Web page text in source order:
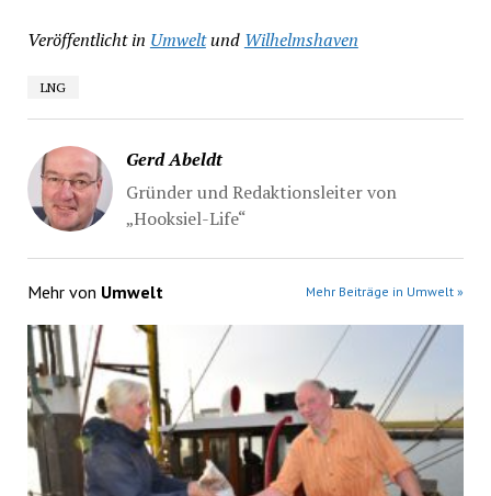
Veröffentlicht in Umweltund Wilhelmshaven
LNG
Gerd Abeldt
Gründer und Redaktionsleiter von
„Hooksiel-Life“
Mehr von Umwelt Mehr Beiträge in Umwelt »